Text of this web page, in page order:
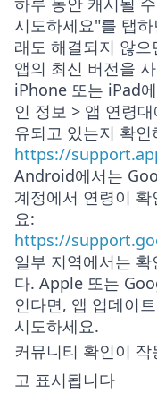
시도하세요"를 탭
래도 해결되지 않으
앱의 최신 버전을
iPhone 또는 iPad
인 정보 > 앱 연령대
유되고 있는지 확인
https://
Android에서는
계정에서 연령이
요:
https://
일부 지역에서는
다. Apple 또는
인다면, 앱 업데이
시도하세요.
커뮤니티 확인이
고 표시됩니다